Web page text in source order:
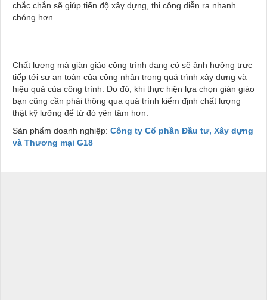
chắc chắn sẽ giúp tiến độ xây dựng, thi công diễn ra nhanh
chóng hơn.
Chất lượng mà giàn giáo công trình đang có sẽ ảnh hưởng trực
tiếp tới sự an toàn của công nhân trong quá trình xây dựng và
hiệu quả của công trình. Do đó, khi thực hiện lựa chọn giàn giáo
bạn cũng cần phải thông qua quá trình kiểm định chất lượng
thật kỹ lưỡng để từ đó yên tâm hơn.
Sản phẩm doanh nghiệp: Công ty Cổ phần Đầu tư, Xây dựng
và Thương mại G18